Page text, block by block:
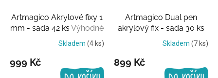
Artmagico Akrylové fixy 1
mm - sada 42 ks Výhodné
baleníSkladem (4 ks)
999 Kč
Artmagico Dual pen
akrylový fix - sada 30 ks
Výhodné balení
Skladem (7 ks)
899 Kč